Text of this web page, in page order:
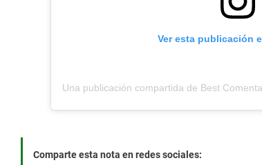
Ver esta publicación
Comparte esta nota en redes sociales: